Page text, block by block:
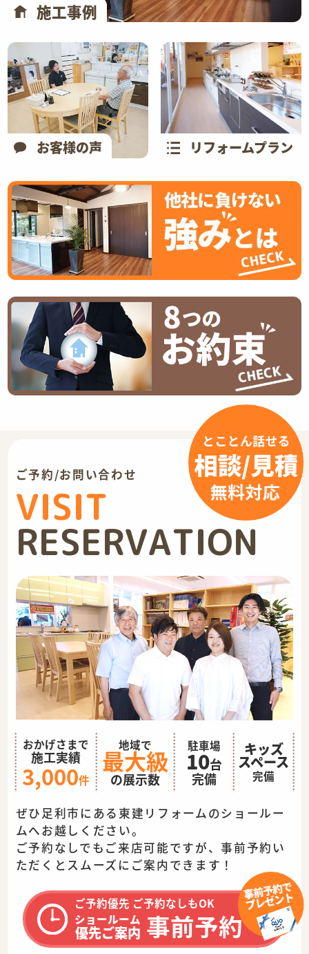
施工事例
お客様の声 リフォームプラン
ご予約/お問い合わせ
VISIT
RESERVATION
おかげさまで
施工実績
3,000件
地域で
最大級
の展示数
駐車場
10台
完備
キッズ
スペース
完備
ぜひ足利市にある東建リフォームのショールー
ムへお越しください。
ご予約なしでもご来店可能ですが、事前予約い
ただくとスムーズに ご案内できます！
ご予約優先 ご予約なしもOK
ショールーム
優先ご案内 事前予約